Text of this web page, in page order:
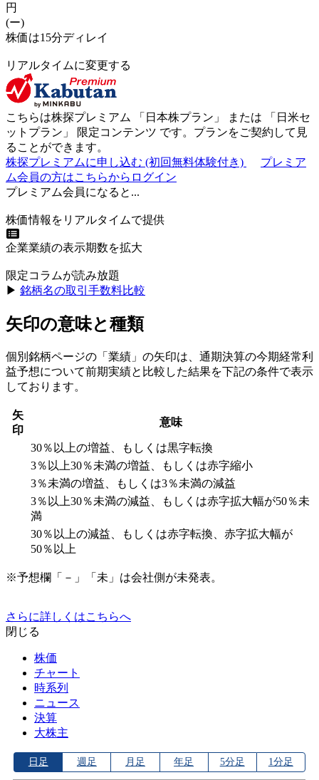
円
(ー)
株価は15分ディレイ
リアルタイムに変更する
こちらは株探プレミアム 「 日本株プラン 」 または 「 日米セ
ットプラン 」 限定コンテンツ です。プランをご契約して見
ることができます。
株探プレミアムに申し込む (初回無料体験付き)
プレミア
ム会員の方はこちらからログイン
プレミアム会員になると...
株価情報をリアルタイムで提供
企業業績の表示期数を拡大
限定コラムが読み放題
▶︎ 銘柄名の取引手数料比較
矢印の意味と種類
個別銘柄ページの「業績」の矢印は、通期決算の今期経常利
益予想について前期実績と比較した結果を下記の条件で表示
しております。
矢
印
意味
30％以上の増益、もしくは黒字転換
3％以上30％未満の増益、もしくは赤字縮小
3％未満の増益、もしくは3％未満の減益
3％以上30％未満の減益、もしくは赤字拡大幅が50％未
満
30％以上の減益、もしくは赤字転換、赤字拡大幅が
50％以上
※予想欄「－」「未」は会社側が未発表。
さらに詳しくはこちらへ
閉じる
株価
チャート
時系列
ニュース
決算
大株主
日足 週足 月足 年足 5分足 1分足